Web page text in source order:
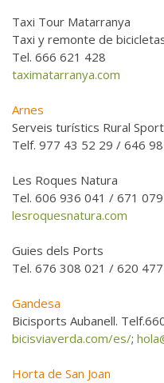
Taxi Tour Matarranya
Taxi y remonte de
Tel. 666 621 428
taximatarranya.com
Arnes
Serveis turístics Rural
Telf. 977 43 52 29 / 646
Les Roques Natura
Tel. 606 936 041 / 671
lesroquesnatura.com
Guies dels Ports
Tel. 676 308 021 / 620
Gandesa
Bicisports Aubanell.
bicisviaverda.com/es/;
Horta de San Joan